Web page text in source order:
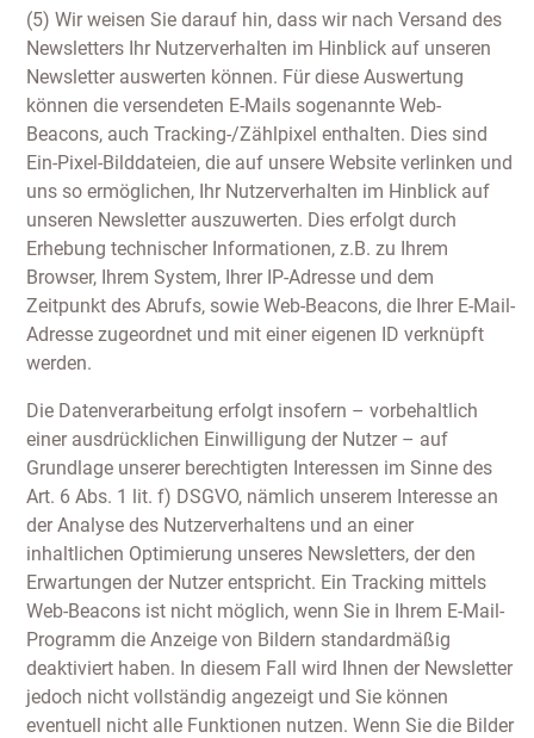
(5) Wir weisen Sie darauf hin, dass wir nach Versand des
Newsletters Ihr Nutzerverhalten im Hinblick auf unseren
Newsletter auswerten können. Für diese Auswertung
können die versendeten E-Mails sogenannte Web-
Beacons, auch Tracking-/Zählpixel enthalten. Dies sind
Ein-Pixel-Bilddateien, die auf unsere Website verlinken und
uns so ermöglichen, Ihr Nutzerverhalten im Hinblick auf
unseren Newsletter auszuwerten. Dies erfolgt durch
Erhebung technischer Informationen, z.B. zu Ihrem
Browser, Ihrem System, Ihrer IP-Adresse und dem
Zeitpunkt des Abrufs, sowie Web-Beacons, die Ihrer E-Mail-
Adresse zugeordnet und mit einer eigenen ID verknüpft
werden.
Die Datenverarbeitung erfolgt insofern – vorbehaltlich
einer ausdrücklichen Einwilligung der Nutzer – auf
Grundlage unserer berechtigten Interessen im Sinne des
Art. 6 Abs. 1 lit. f) DSGVO, nämlich unserem Interesse an
der Analyse des Nutzerverhaltens und an einer
inhaltlichen Optimierung unseres Newsletters, der den
Erwartungen der Nutzer entspricht. Ein Tracking mittels
Web-Beacons ist nicht möglich, wenn Sie in Ihrem E-Mail-
Programm die Anzeige von Bildern standardmäßig
deaktiviert haben. In diesem Fall wird Ihnen der Newsletter
jedoch nicht vollständig angezeigt und Sie können
eventuell nicht alle Funktionen nutzen. Wenn Sie die Bilder